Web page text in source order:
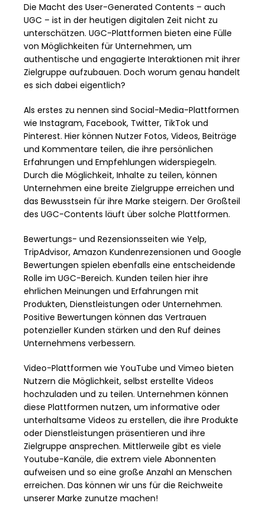
Die Macht des User-Generated Contents – auch
UGC – ist in der heutigen digitalen Zeit nicht zu
unterschätzen. UGC-Plattformen bieten eine Fülle
von Möglichkeiten für Unternehmen, um
authentische und engagierte Interaktionen mit ihrer
Zielgruppe aufzubauen. Doch worum genau handelt
es sich dabei eigentlich?
Als erstes zu nennen sind Social-Media-Plattformen
wie Instagram, Facebook, Twitter, TikTok und
Pinterest. Hier können Nutzer Fotos, Videos, Beiträge
und Kommentare teilen, die ihre persönlichen
Erfahrungen und Empfehlungen widerspiegeln.
Durch die Möglichkeit, Inhalte zu teilen, können
Unternehmen eine breite Zielgruppe erreichen und
das Bewusstsein für ihre Marke steigern. Der Großteil
des UGC-Contents läuft über solche Plattformen.
Bewertungs- und Rezensionsseiten wie Yelp,
TripAdvisor, Amazon Kundenrezensionen und Google
Bewertungen spielen ebenfalls eine entscheidende
Rolle im UGC-Bereich. Kunden teilen hier ihre
ehrlichen Meinungen und Erfahrungen mit
Produkten, Dienstleistungen oder Unternehmen.
Positive Bewertungen können das Vertrauen
potenzieller Kunden stärken und den Ruf deines
Unternehmens verbessern.
Video-Plattformen wie YouTube und Vimeo bieten
Nutzern die Möglichkeit, selbst erstellte Videos
hochzuladen und zu teilen. Unternehmen können
diese Plattformen nutzen, um informative oder
unterhaltsame Videos zu erstellen, die ihre Produkte
oder Dienstleistungen präsentieren und ihre
Zielgruppe ansprechen. Mittlerweile gibt es viele
Youtube-Kanäle, die extrem viele Abonnenten
aufweisen und so eine große Anzahl an Menschen
erreichen. Das können wir uns für die Reichweite
unserer Marke zunutze machen!